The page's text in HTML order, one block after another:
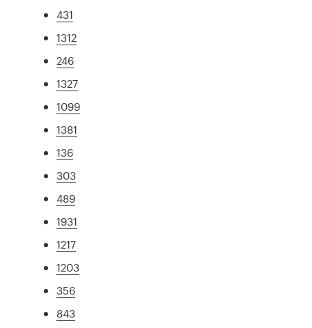
431
1312
246
1327
1099
1381
136
303
489
1931
1217
1203
356
843